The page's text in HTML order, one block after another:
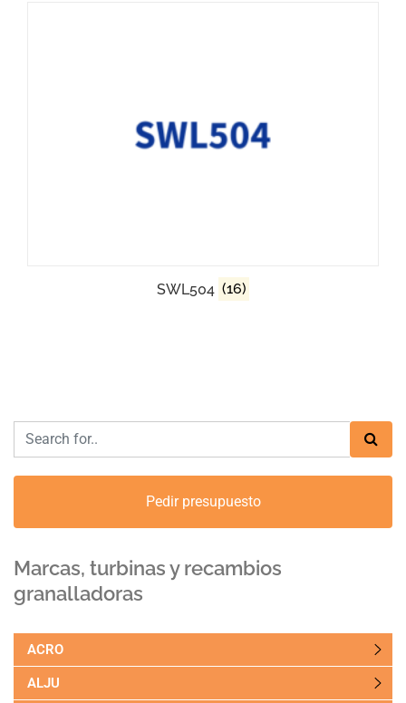
SWL504 (16)
Pedir presupuesto
Marcas, turbinas y recambios
granalladoras
ACRO
ALJU